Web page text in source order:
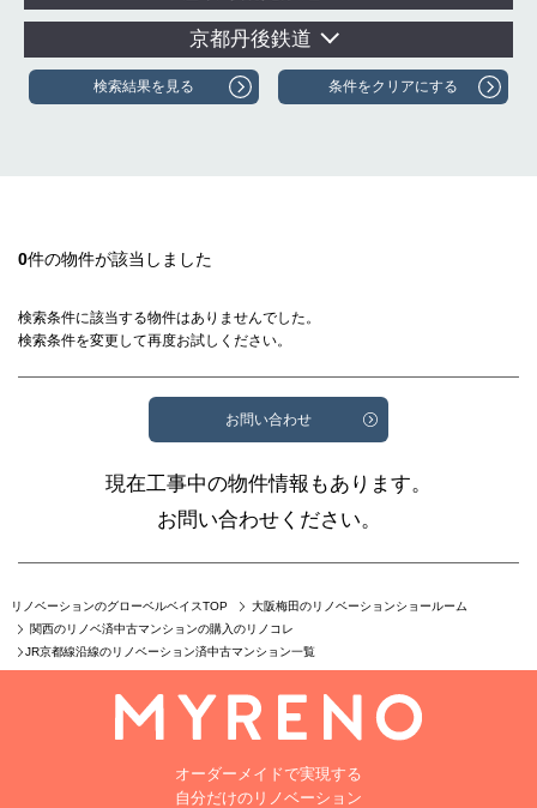
京都丹後鉄道
0件の物件が該当しました
検索条件に該当する物件はありませんでした。
検索条件を変更して再度お試しください。
お問い合わせ
現在工事中の物件情報もあります。
お問い合わせください。
リノベーションのグローベルベイスTOP
大阪梅田のリノベーションショールーム
関西のリノベ済中古マンションの購入のリノコレ
JR京都線沿線のリノベーション済中古マンション一覧
オーダーメイドで実現する
自分だけのリノベーション